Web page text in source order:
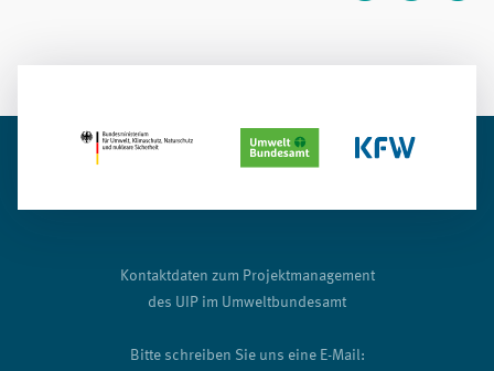
Kontaktdaten zum Projektmanagement
des UIP im Umweltbundesamt
Bitte schreiben Sie uns eine E-Mail: